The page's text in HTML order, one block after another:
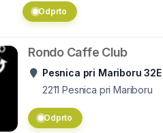
Odprto
Rondo Caffe Club
Pesnica pri Mariboru 32E
2211 Pesnica pri Mariboru
Odprto